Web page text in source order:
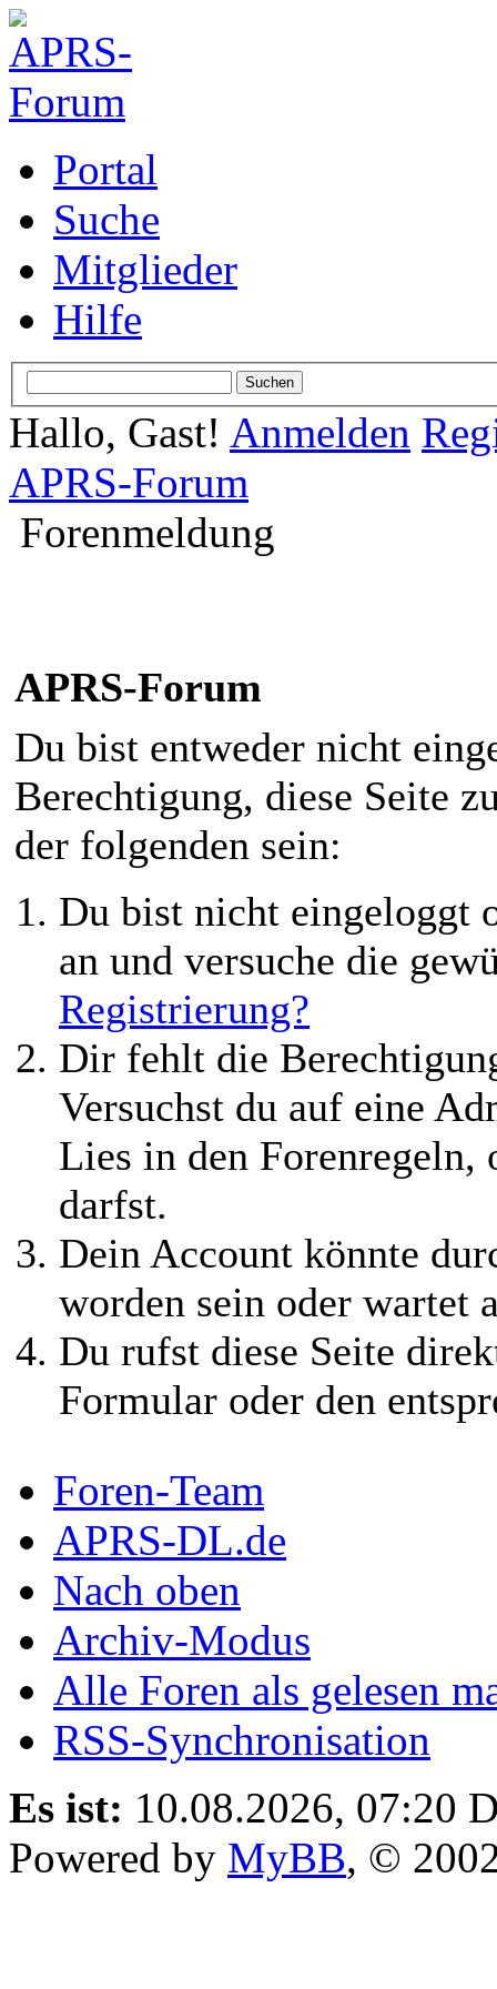
Portal
Suche
Mitglieder
Hilfe
Hallo, Gast! Anmelden
APRS-Forum
Forenmeldung
APRS-Forum
Du bist entweder nicht
Berechtigung, diese Seite
der folgenden sein:
Du bist nicht eingeloggt
an und versuche die
Registrierung?
Dir fehlt die
Versuchst du auf eine
Lies in den Forenregeln,
darfst.
Dein Account könnte
worden sein oder wartet
Du rufst diese Seite
Formular oder den
Foren-Team
APRS-DL.de
Nach oben
Archiv-Modus
Alle Foren als gelesen
RSS-Synchronisation
Es ist: 10.08.2026, 07:20
Powered by MyBB, ©